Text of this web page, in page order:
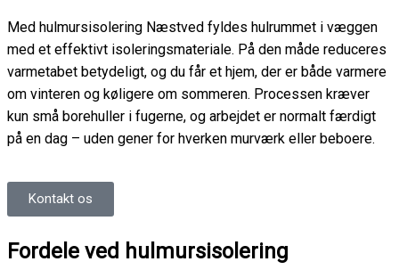
Med hulmursisolering Næstved fyldes hulrummet i væggen
med et effektivt isoleringsmateriale. På den måde reduceres
varmetabet betydeligt, og du får et hjem, der er både varmere
om vinteren og køligere om sommeren. Processen kræver
kun små borehuller i fugerne, og arbejdet er normalt færdigt
på en dag – uden gener for hverken murværk eller beboere.
Kontakt os
Fordele ved hulmursisolering